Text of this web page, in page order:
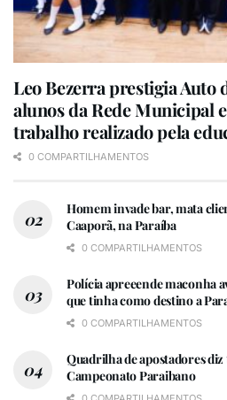
Leo Bezerra prestigia Auto
alunos da Rede Municipal
trabalho realizado pela
0 COMPARTILHAMENTOS
Homem invade bar, mata
Caaporã, na Paraíba
0 COMPARTILHAMENTOS
Polícia apreeende maconha
que tinha como destino a
0 COMPARTILHAMENTOS
Quadrilha de apostadores
Campeonato Paraibano